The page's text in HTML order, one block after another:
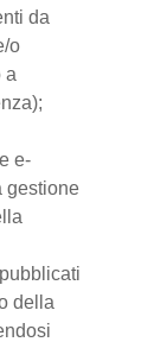
da
o
a
e-
gestione
della